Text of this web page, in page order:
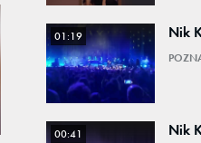
01:19 Nik
00:41 Nik